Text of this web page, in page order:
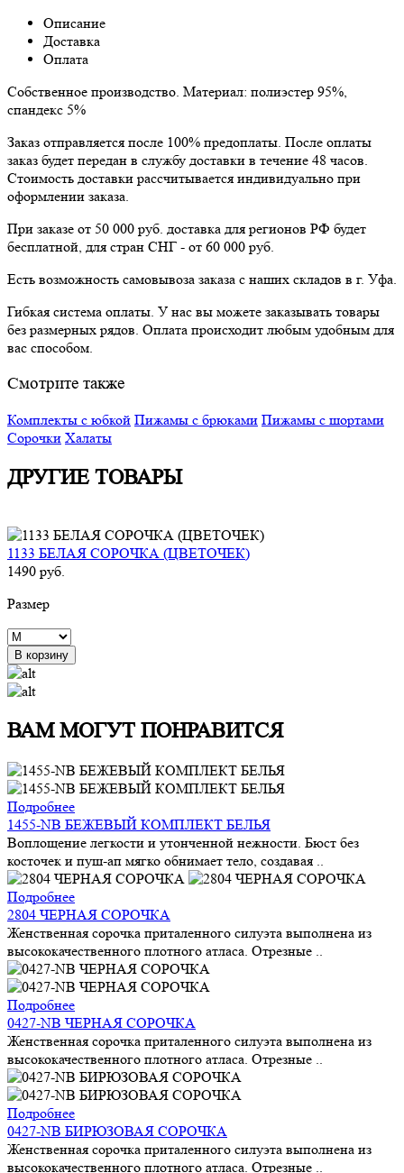
Описание
Доставка
Оплата
Собственное производство. Материал: полиэстер 95%,
спандекс 5%
Заказ отправляется после 100% предоплаты. После оплаты
заказ будет передан в службу доставки в течение 48 часов.
Стоимость доставки рассчитывается индивидуально при
оформлении заказа.
При заказе от 50 000 руб. доставка для регионов РФ будет
бесплатной, для стран СНГ - от 60 000 руб.
Есть возможность самовывоза заказа с наших складов в г. Уфа.
Гибкая система оплаты. У нас вы можете заказывать товары
без размерных рядов. Оплата происходит любым удобным для
вас способом.
Смотрите также
Комплекты с юбкой Пижамы с брюками Пижамы с шортами
Сорочки Халаты
ДРУГИЕ ТОВАРЫ
1133 БЕЛАЯ СОРОЧКА (ЦВЕТОЧЕК)
1490 руб.
Размер
В корзину
ВАМ МОГУТ ПОНРАВИТСЯ
Подробнее
1455-NB БЕЖЕВЫЙ КОМПЛЕКТ БЕЛЬЯ
Воплощение легкости и утонченной нежности. Бюст без
косточек и пуш-ап мягко обнимает тело, создавая ..
Подробнее
2804 ЧЕРНАЯ СОРОЧКА
Женственная сорочка приталенного силуэта выполнена из
высококачественного плотного атласа. Отрезные ..
Подробнее
0427-NB ЧЕРНАЯ СОРОЧКА
Женственная сорочка приталенного силуэта выполнена из
высококачественного плотного атласа. Отрезные ..
Подробнее
0427-NB БИРЮЗОВАЯ СОРОЧКА
Женственная сорочка приталенного силуэта выполнена из
высококачественного плотного атласа. Отрезные ..